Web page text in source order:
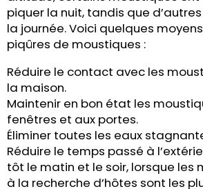
piquer la nuit, tandis que
la journée. Voici quelques
piqûres de moustiques :
Réduire le contact avec les
la maison.
Maintenir en bon état les
fenêtres et aux portes.
Éliminer toutes les eaux
Réduire le temps passé à
tôt le matin et le soir, lorsque les
à la recherche d’hôtes sont les